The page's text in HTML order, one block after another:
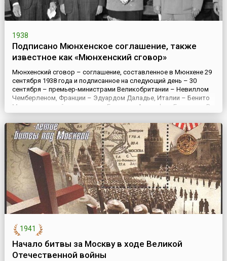
1938
Подписано Мюнхенское соглашение, также
известное как «Мюнхенский сговор»
Мюнхенский сговор – соглашение, составленное в Мюнхене 29
сентября 1938 года и подписанное на следующий день – 30
сентября – премьер-министрами Великобритании – Невиллом
Чемберленом, Франции – Эдуардом Даладье, Италии – Бенито
Муссолини и рейхсканцлером Германии Адольфом Гитлером. В
результате данного соглашения этими западными странами
было санкционировано начало захвата Чехословакии
фашистск...
1941
Начало битвы за Москву в ходе Великой
Отечественной войны